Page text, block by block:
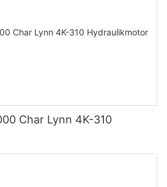
Char Lynn 4K-310